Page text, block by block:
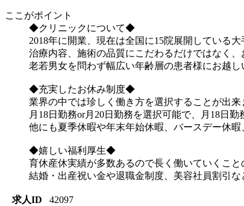
ここがポイント
◆クリニックに
2018年に開業、現在は全国に15院展開している
治療内容、施術の品質にこだわるだけではなく
老若男女を問わず幅広い年齢層の患者様にお越
◆充実したお休み制度◆
業界の中では珍しく働き方を選択することが出来
月18日勤務or月20日勤務を選択可能で、月18日
他にも夏季休暇や年末年始休暇、バースデー休
◆嬉しい福利厚生◆
育休産休実績が多数あるので長く働いていくこ
結婚・出産祝い金や退職金制度、美容社員割引
求人ID
42097